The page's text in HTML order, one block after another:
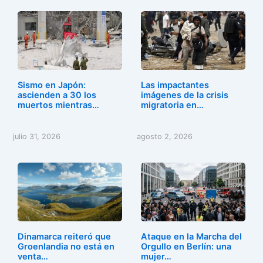
Sismo en Japón:
ascienden a 30 los
muertos mientras…
julio 31, 2026
Las impactantes
imágenes de la crisis
migratoria en…
agosto 2, 2026
Dinamarca reiteró que
Groenlandia no está en
venta…
Ataque en la Marcha del
Orgullo en Berlín: una
mujer…